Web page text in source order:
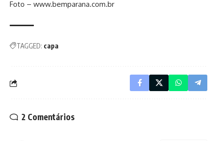
Foto – www.bemparana.com.br
TAGGED: capa
2 Comentários